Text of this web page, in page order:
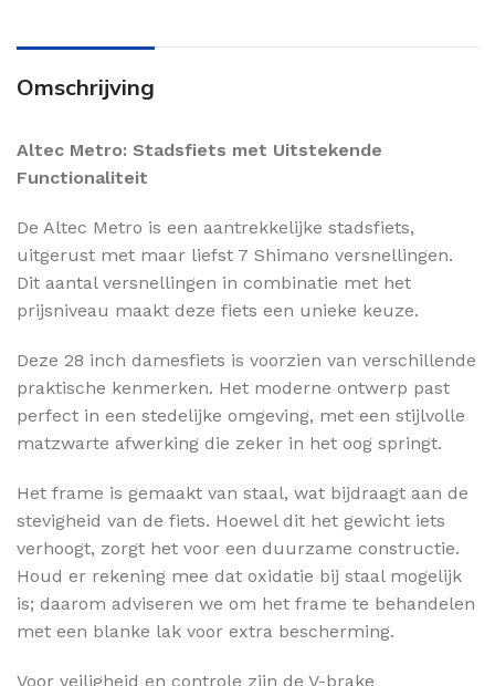
Omschrijving
Altec Metro: Stadsfiets met Uitstekende
Functionaliteit
De Altec Metro is een aantrekkelijke stadsfiets,
uitgerust met maar liefst 7 Shimano versnellingen.
Dit aantal versnellingen in combinatie met het
prijsniveau maakt deze fiets een unieke keuze.
Deze 28 inch damesfiets is voorzien van verschillende
praktische kenmerken. Het moderne ontwerp past
perfect in een stedelijke omgeving, met een stijlvolle
matzwarte afwerking die zeker in het oog springt.
Het frame is gemaakt van staal, wat bijdraagt aan de
stevigheid van de fiets. Hoewel dit het gewicht iets
verhoogt, zorgt het voor een duurzame constructie.
Houd er rekening mee dat oxidatie bij staal mogelijk
is; daarom adviseren we om het frame te behandelen
met een blanke lak voor extra bescherming.
Voor veiligheid en controle zijn de V-brake